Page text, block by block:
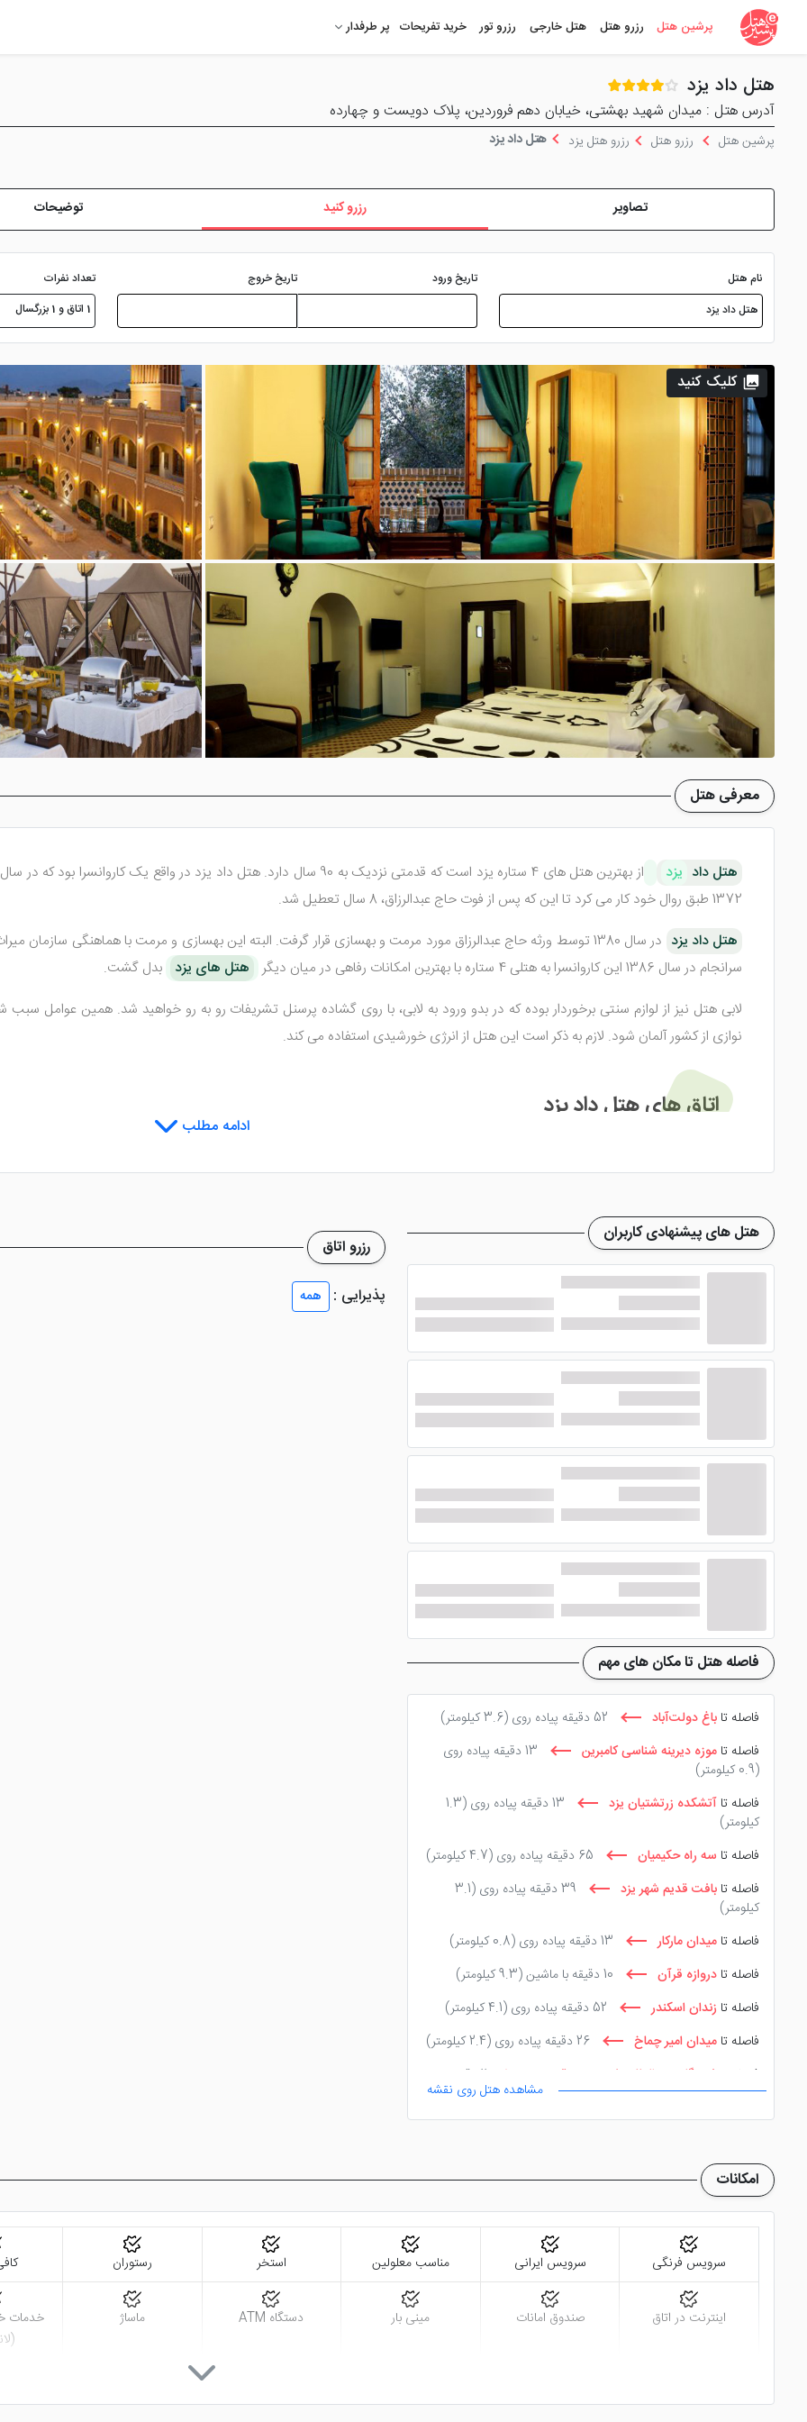
پرشین هتل رزرو هتل هتل خارجی رزرو تور خرید تفریحات پر طرفدار
هتل داد یزد
آدرس هتل : میدان شهید بهشتی، خیابان دهم فروردین، پلاک دويست و چهارده
پرشین هتل
رزرو هتل رزرو هتل یزد هتل داد یزد
تصاویر رزرو کنید توضیحات
نام هتل تاریخ ورود تاریخ خروج
تعداد نفرات
1 اتاق و 1 بزرگسال
کلیک کنید
معرفی هتل
هتل داد یزد
1372 طبق روال خود کار می کرد تا این که پس از فوت حاج عبدالرزاق، 8 سال تعطیل شد.
هتل داد یزد
سرانجام در سال 1386 این کاروانسرا به هتلی 4 ستاره با بهترین امکانات رفاهی در میان دیگر
هتل های یزد بدل گشت.
لابی هتل نیز از لوازم سنتی برخوردار بوده که در بدو ورود به لابی، با روی گشاده پرسنل تشریفات رو به رو خواهید شد. همین عوامل
نوازی از کشور آلمان شود. لازم به ذکر است این هتل از انرژی خورشیدی استفاده می کند.
اتاق های هتل داد یزد
این هتل یزد
دارای 88 باب واحد اقامتی است که شامل سوئیت رویال، اتاق های 2
هتل داد یزد در اتاق‌های خود لوازمی نظیر یخچال، تخت‌های نرم، حمام، سرویس بهداشتی ایرانی و فرنگی، مینی بار و ... را تعبیه کرده تا
ستاره شناسی می‌تواند گزینه‌ی بسیار مناسبی باشد، زیرا آسمان شب در دل کویر به خوبی قابل مشاهده است.
امکانات هتل داد یزد چیست؟
این هتلبرای رضایت هر چه بیشتر میهمانان خود امکاناتی همچون: مجموعه آبی، خدمات خشک شویی، فضای باغ، باغچه، سالن همایش و
مجموعه آبی
استخر و سونا موجود در هتل این امکان را برای میهمانان فراهم کرده تا از هوای گرم و کویری نجات پیدا کنند. زیرا با آب تنی کردن در
تناسب اندام متاسفانه در هتل وجود ندارد و تنها نقص هتل به شمار می رود.
رستوران های متنوع
هتل 4 ستاره داد یزد
برای ذائقه هر کدام از میهمانان خود رستوران هایی مانند رستوران سنتی، رستوران تابستانی و رستوران روف
ایرانی و یزدی تهیه و طبخ می شود. تمامی غذاها از نظر کیفیت بسیار عالی هستند.
رستوران روف گاردن هتل نیز با فضای باغی خود توانسته رضایت خاطر مدعوین خود را فراهم کند. رستوران تابستانی هم که زیبایی خودش
غذاخوری‌ های هتل داد شهر یزد، منوی غذایی بوفه سلف سرویس به میهمانان ارائه می شود.
زمانی که این
حمام خان یزد، باغ دولت آباد، بقعه ی دوازده امام، نمایشگاه بین المللی یزد و ... دارد.
ادامه مطلب
رزرو اتاق
پذیرایی :
همه
هتل های پیشنهادی کاربران
فاصله هتل تا مکان های مهم
فاصله تا باغ دولت‌آباد 52 دقیقه پیاده روی
(3.6 کیلومتر)
فاصله تا موزه دیرینه شناسی کامبرین
13 دقیقه پیاده روی
(0.9 کیلومتر)
فاصله تا آتشکده زرتشتیان یزد 13 دقیقه پیاده روی
(1.3
کیلومتر)
فاصله تا سه راه حکیمیان 65 دقیقه پیاده روی
(4.7 کیلومتر)
فاصله تا بافت قدیم شهر یزد 39 دقیقه پیاده روی
(3.1
کیلومتر)
فاصله تا میدان مارکار 13 دقیقه پیاده روی
(0.8 کیلومتر)
فاصله تا دروازه قرآن 10 دقیقه با ماشین
(9.3 کیلومتر)
فاصله تا زندان اسکندر 52 دقیقه پیاده روی
(4.1 کیلومتر)
فاصله تا میدان امیر چماخ 26 دقیقه پیاده روی
(2.4 کیلومتر)
فاصله تا
فرودگاه بین المللی شهید صدوقی یزد
11 دقیقه با
ماشین(10.5 کیلومتر) مشاهده هتل روی نقشه
امکانات
سرویس فرنگی سرویس ایرانی مناسب معلولین استخر رستوران
اینترنت در اتاق صندوق امانات مینی بار دستگاه ATM ماساژ
خدمات